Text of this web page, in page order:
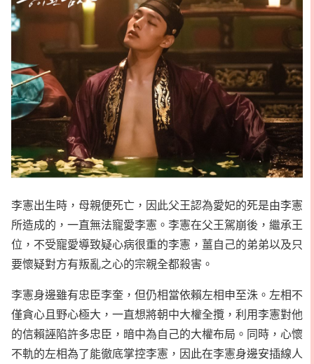
李憲出生時，母親便死亡，因此父王認為愛妃的死是由李憲
所造成的，一直無法寵愛李憲。李憲在父王駕崩後，繼承王
位，不受寵愛導致疑心病很重的李憲，薑自己的弟弟以及只
要懷疑對方有叛亂之心的宗親全都殺害。
李憲身邊雖有忠臣李奎，但仍相當依賴左相申至洙。左相不
僅貪心且野心極大，一直想將朝中大權全攬，利用李憲對他
的信賴誣陷許多忠臣，暗中為自己的大權布局。同時，心懷
不軌的左相為了能徹底掌控李憲，因此在李憲身邊安插線人